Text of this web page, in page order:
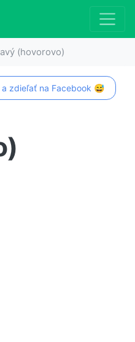
(hovorovo)
zdieľať na Facebook 😅